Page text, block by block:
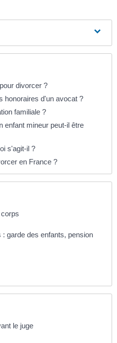
divorcer ?
honoraires d'un avocat ?
familiale ?
enfant mineur peut-il être
s'agit-il ?
en France ?
: garde des enfants, pension
le juge